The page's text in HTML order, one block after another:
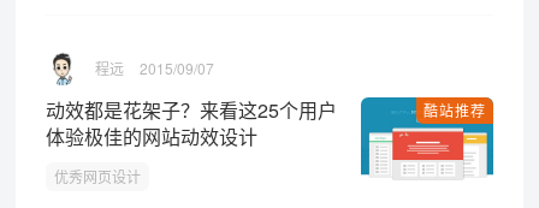
程远 2015/09/07
酷站推荐
动效都是花架子？来看这25个用户
体验极佳的网站动效设计
优秀网页设计